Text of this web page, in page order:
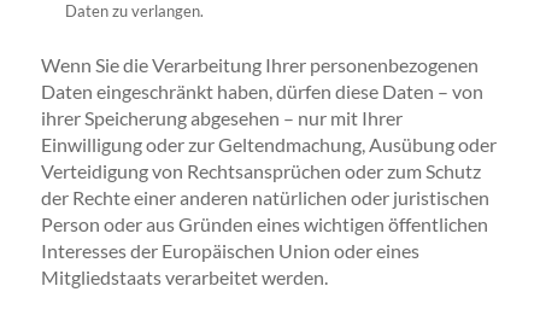
Daten zu verlangen.
Wenn Sie die Verarbeitung Ihrer personenbezogenen
Daten eingeschränkt haben, dürfen diese Daten – von
ihrer Speicherung abgesehen – nur mit Ihrer
Einwilligung oder zur Geltendmachung, Ausübung oder
Verteidigung von Rechtsansprüchen oder zum Schutz
der Rechte einer anderen natürlichen oder juristischen
Person oder aus Gründen eines wichtigen öffentlichen
Interesses der Europäischen Union oder eines
Mitgliedstaats verarbeitet werden.